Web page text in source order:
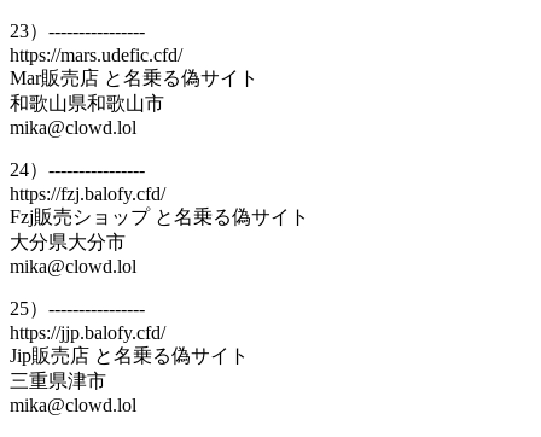
23）----------------
https://mars.udefic.cfd/
Mar販売店 と名乗る偽サイト
和歌山県和歌山市
mika@clowd.lol
24）----------------
https://fzj.balofy.cfd/
Fzj販売ショップ と名乗る偽サイト
大分県大分市
mika@clowd.lol
25）----------------
https://jjp.balofy.cfd/
Jip販売店 と名乗る偽サイト
三重県津市
mika@clowd.lol